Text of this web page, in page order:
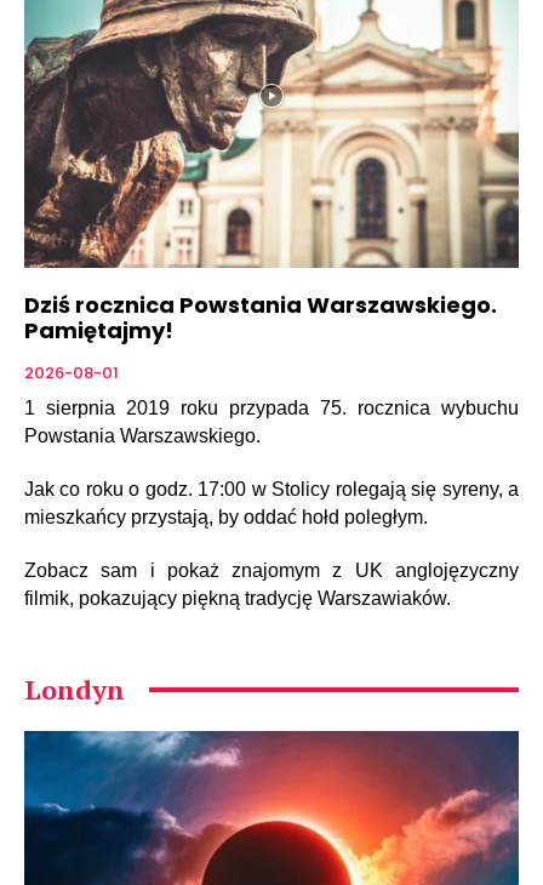
Dziś rocznica Powstania Warszawskiego.
Pamiętajmy!
2026-08-01
1 sierpnia 2019 roku przypada 75. rocznica wybuchu
Powstania Warszawskiego.
Jak co roku o godz. 17:00 w Stolicy rolegają się syreny, a
mieszkańcy przystają, by oddać hołd poległym.
Zobacz sam i pokaż znajomym z UK anglojęzyczny
filmik, pokazujący piękną tradycję Warszawiaków.
Londyn